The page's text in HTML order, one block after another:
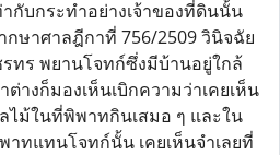
ากับกระทำอย่างเจ้าของที่ดินนั้น
ษาศาลฎีกาที่ 756/2509 วินิจฉัย
ทร พยานโจทก์ซึ่งมีบ้านอยู่ใกล้
างก็มองเห็นเบิกความว่าเคยเห็น
ลไม้ในที่พิพาทกินเสมอ ๆ และใน
ทแทนโจทก์นั้น เคยเห็นจำเลยที่